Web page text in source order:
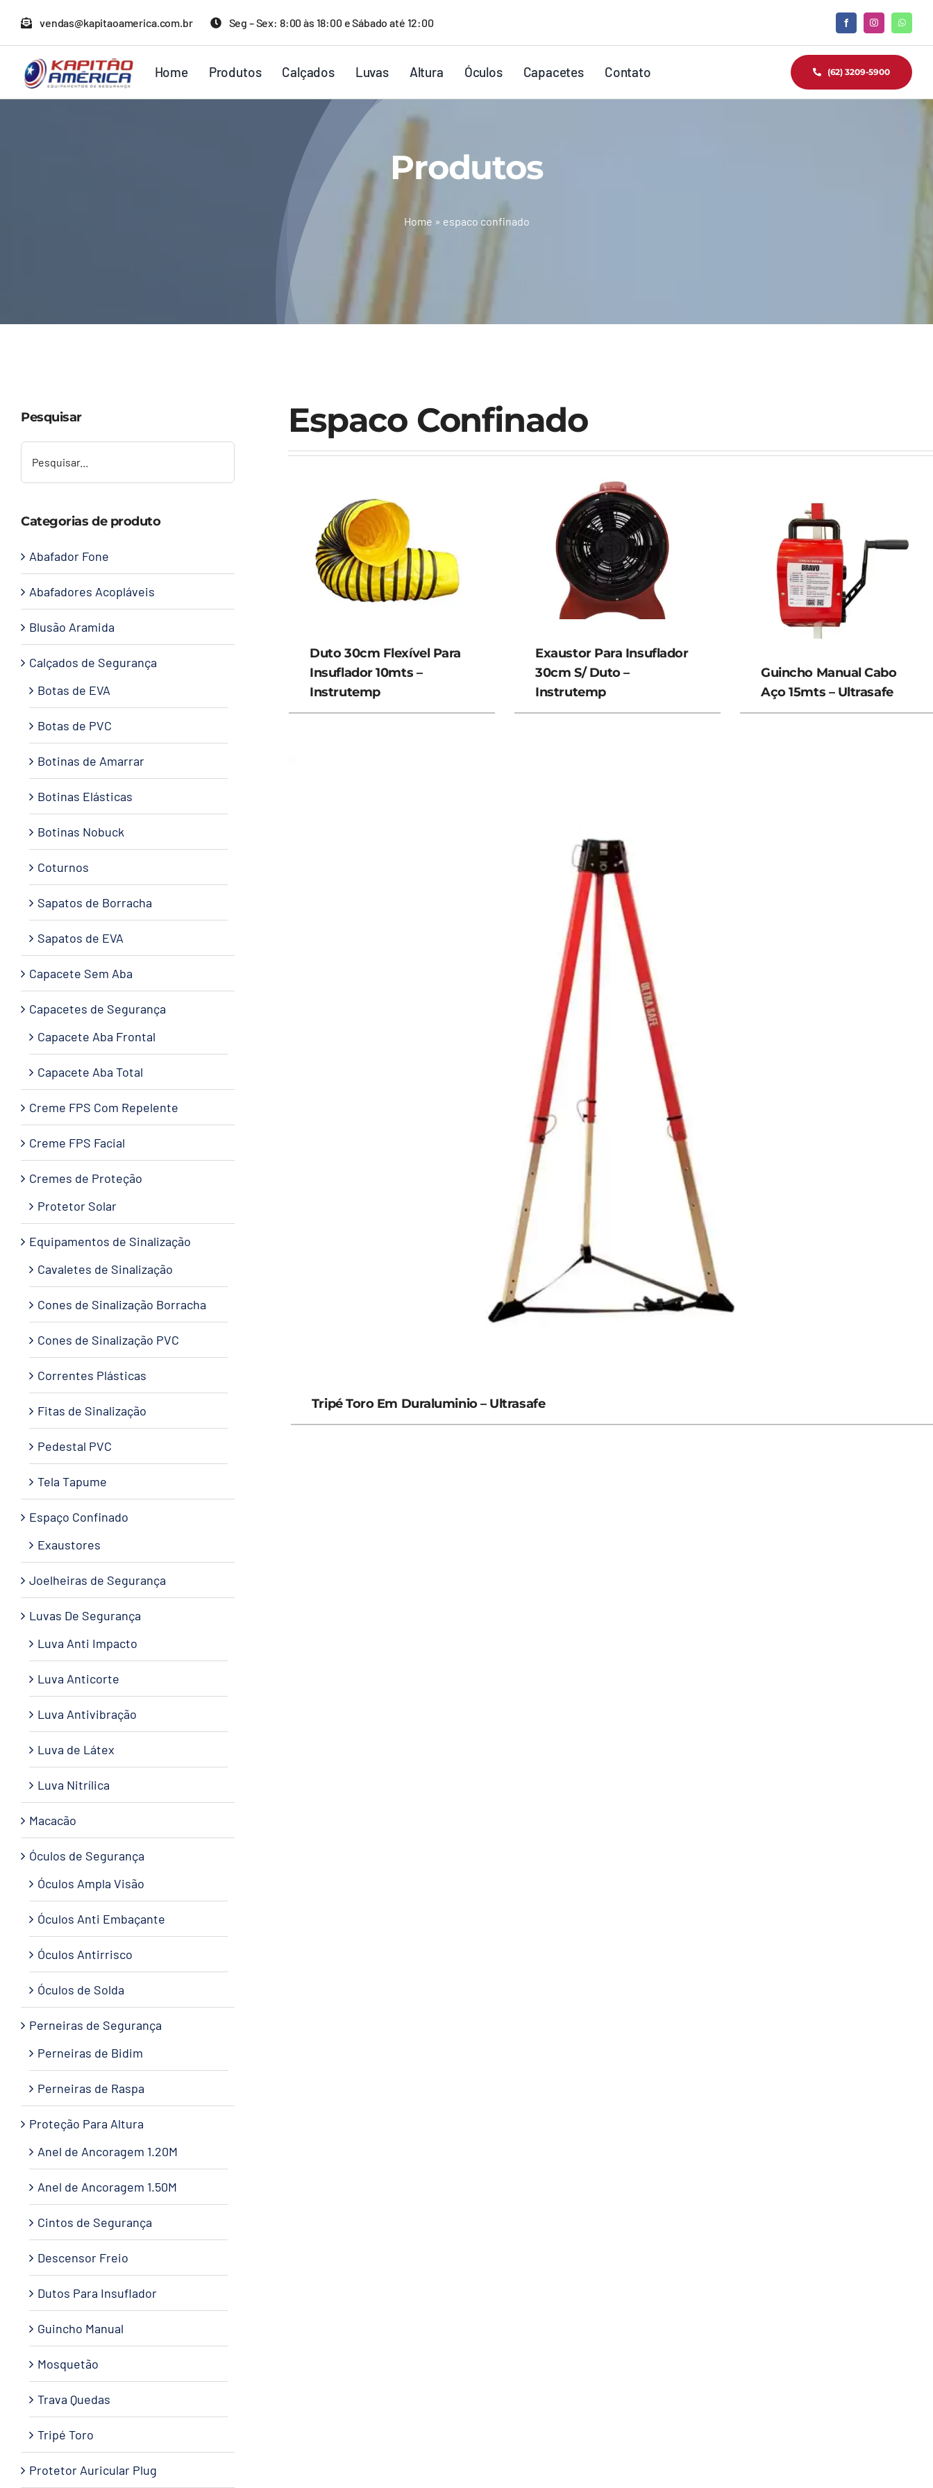
para
conteúdo
vendas@kapitaoamerica.com.br Seg – Sex: 8:00 às 18:00 e Sábado até 12:00
Home Produtos Calçados Luvas Altura Óculos Capacetes Contato (62) 3209-5900
Produtos
Home » espaco confinado
Espaco Confinado
Duto 30cm Flexível Para
Insuflador 10mts –
Instrutemp
Exaustor Para Insuflador
30cm S/ Duto –
Instrutemp
Guincho Manual Cabo
Aço 15mts – Ultrasafe
Tripé Toro Em Duraluminio – Ultrasafe
Pesquisar
Categorias de produto
Abafador Fone
Abafadores Acopláveis
Blusão Aramida
Calçados de Segurança
Botas de EVA
Botas de PVC
Botinas de Amarrar
Botinas Elásticas
Botinas Nobuck
Coturnos
Sapatos de Borracha
Sapatos de EVA
Capacete Sem Aba
Capacetes de Segurança
Capacete Aba Frontal
Capacete Aba Total
Creme FPS Com Repelente
Creme FPS Facial
Cremes de Proteção
Protetor Solar
Equipamentos de Sinalização
Cavaletes de Sinalização
Cones de Sinalização Borracha
Cones de Sinalização PVC
Correntes Plásticas
Fitas de Sinalização
Pedestal PVC
Tela Tapume
Espaço Confinado
Exaustores
Joelheiras de Segurança
Luvas De Segurança
Luva Anti Impacto
Luva Anticorte
Luva Antivibração
Luva de Látex
Luva Nitrílica
Macacão
Óculos de Segurança
Óculos Ampla Visão
Óculos Anti Embaçante
Óculos Antirrisco
Óculos de Solda
Perneiras de Segurança
Perneiras de Bidim
Perneiras de Raspa
Proteção Para Altura
Anel de Ancoragem 1.20M
Anel de Ancoragem 1.50M
Cintos de Segurança
Descensor Freio
Dutos Para Insuflador
Guincho Manual
Mosquetão
Trava Quedas
Tripé Toro
Protetor Auricular Plug